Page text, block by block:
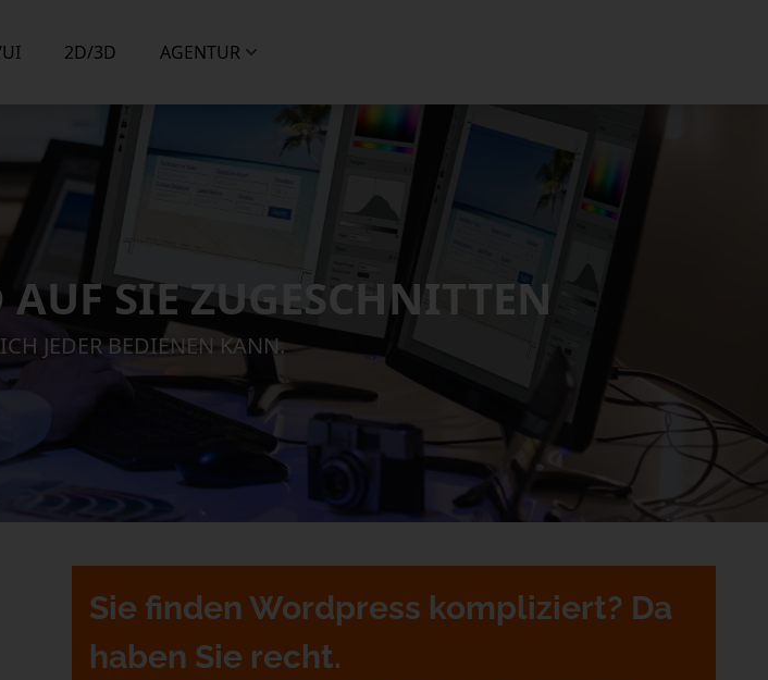
2D/3D AGENTUR
SIE ZUGESCHNITTEN
JEDER BEDIENEN KANN.
Sie finden Wordpress kompliziert? Da
haben Sie recht.